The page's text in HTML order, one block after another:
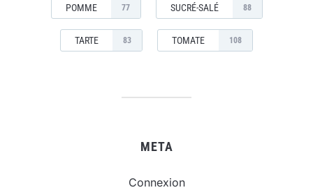
POMME 77 SUCRÉ-SALÉ 88
TARTE 83 TOMATE 108
META
Connexion